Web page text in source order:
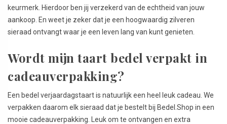
keurmerk. Hierdoor ben jij verzekerd van de echtheid van jouw
aankoop. En weet je zeker dat je een hoogwaardig zilveren
sieraad ontvangt waar je een leven lang van kunt genieten.
Wordt mijn taart bedel verpakt in
cadeauverpakking?
Een bedel verjaardagstaart is natuurlijk een heel leuk cadeau. We
verpakken daarom elk sieraad dat je bestelt bij Bedel.Shop in een
mooie cadeauverpakking. Leuk om te ontvangen en extra